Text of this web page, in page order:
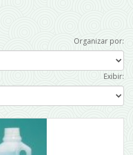
Organizar por:
Exibir: